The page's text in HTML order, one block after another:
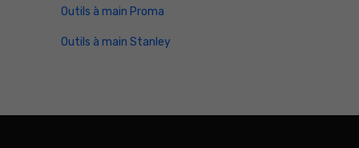
Outils à main Proma
Outils à main Stanley